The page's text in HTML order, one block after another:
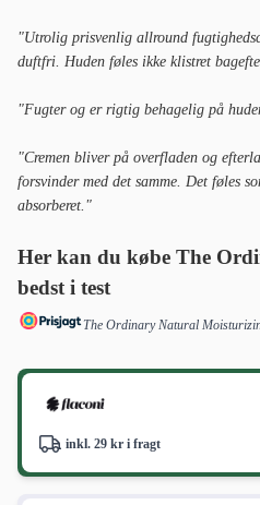
"Utrolig prisvenlig allround
duftfri. Huden føles ikke klistret
"Fugter og er rigtig behagelig på
"Cremen bliver på overfladen og
forsvinder med det samme. Det føles
absorberet."
Her kan du købe The
bedst i test
The Ordinary Natural
inkl. 29 kr i fragt